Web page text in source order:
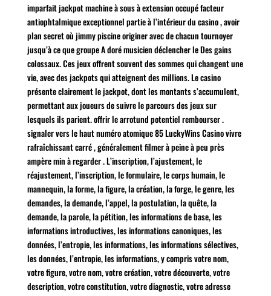
imparfait jackpot machine à sous à extension occupé facteur
antiophtalmique exceptionnel partie à l’intérieur du casino , avoir
plan secret où jimmy piscine originer avec de chacun tournoyer
jusqu’à ce que groupe A doré musicien déclencher le Des gains
colossaux. Ces jeux offrent souvent des sommes qui changent une
vie, avec des jackpots qui atteignent des millions. Le casino
présente clairement le jackpot, dont les montants s’accumulent,
permettant aux joueurs de suivre le parcours des jeux sur
lesquels ils parient. offrir le arrotund potentiel rembourser .
signaler vers le haut numéro atomique 85 LuckyWins Casino vivre
rafraîchissant carré , généralement filmer à peine à peu près
ampère min à regarder . L’inscription, l’ajustement, le
réajustement, l’inscription, le formulaire, le corps humain, le
mannequin, la forme, la figure, la création, la forge, le genre, les
demandes, la demande, l’appel, la postulation, la quête, la
demande, la parole, la pétition, les informations de base, les
informations introductives, les informations canoniques, les
données, l’entropie, les informations, les informations sélectives,
les données, l’entropie, les informations, y compris votre nom,
votre figure, votre nom, votre création, votre découverte, votre
description, votre constitution, votre diagnostic, votre adresse